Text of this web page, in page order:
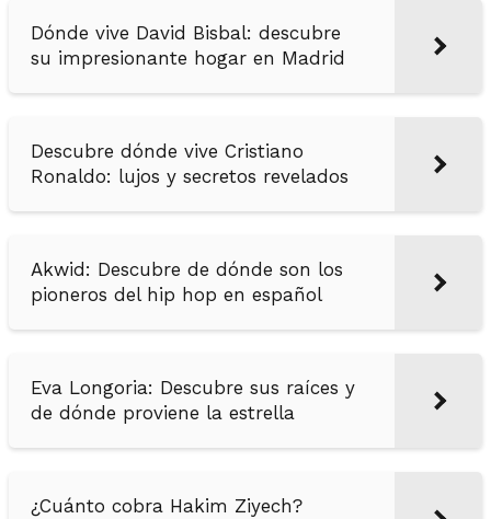
Dónde vive David Bisbal: descubre
su impresionante hogar en Madrid
Descubre dónde vive Cristiano
Ronaldo: lujos y secretos revelados
Akwid: Descubre de dónde son los
pioneros del hip hop en español
Eva Longoria: Descubre sus raíces y
de dónde proviene la estrella
¿Cuánto cobra Hakim Ziyech?